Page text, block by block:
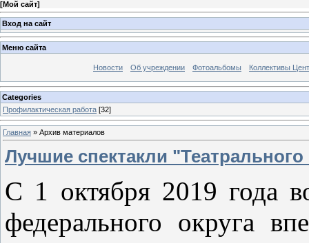
[Мой сайт]
Вход на сайт
Меню сайта
Новости Об учреждении Фотоальбомы Коллективы
Categories
Профилактическая работа [32]
Главная » Архив материалов
Лучшие спектакли
С 1 октября 2019 года
федерального округа